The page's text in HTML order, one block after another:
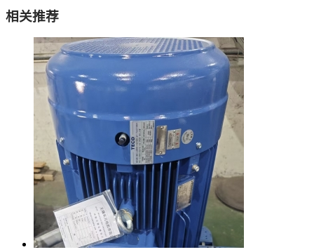
相关推荐